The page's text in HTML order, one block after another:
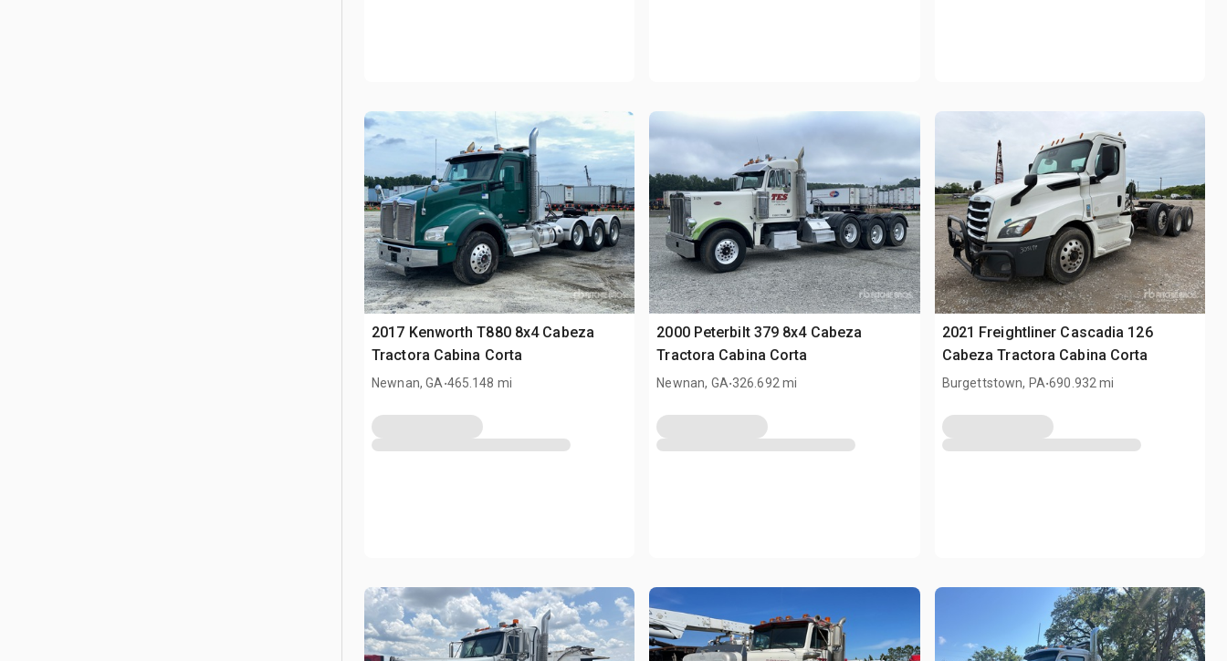
2017 Kenworth T880 8x4 Cabeza
Tractora Cabina Corta
Newnan, GA.465.148 mi
2000 Peterbilt 379 8x4 Cabeza
Tractora Cabina Corta
Newnan, GA.326.692 mi
2021 Freightliner Cascadia 126
Cabeza Tractora Cabina Corta
Burgettstown, PA.690.932 mi